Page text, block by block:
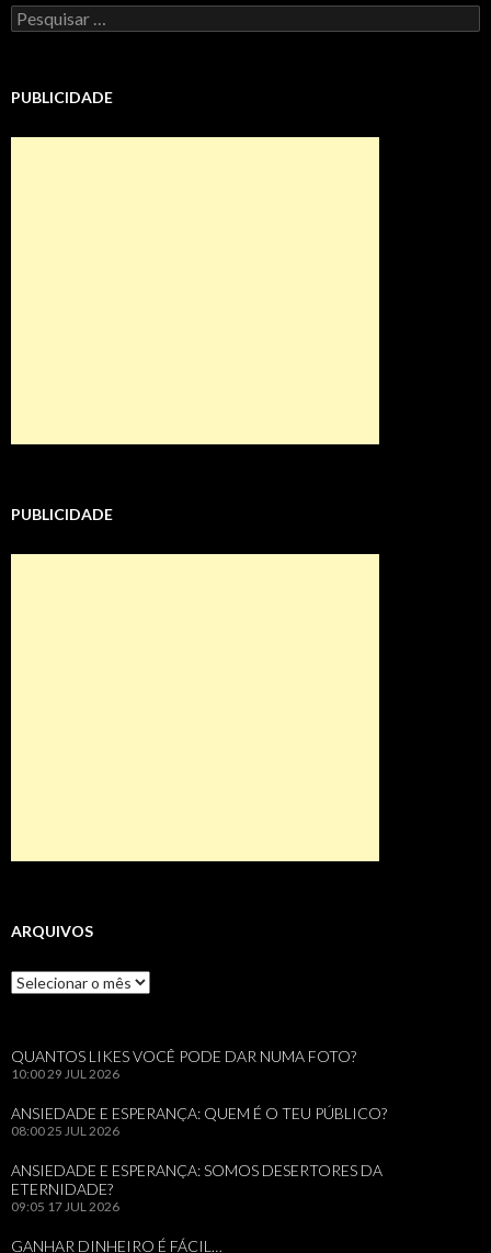
Pesquisar
por:
PUBLICIDADE
PUBLICIDADE
ARQUIVOS
Arquivos
QUANTOS LIKES VOCÊ PODE DAR NUMA FOTO?
10:0029 JUL 2026
ANSIEDADE E ESPERANÇA: QUEM É O TEU PÚBLICO?
08:0025 JUL 2026
ANSIEDADE E ESPERANÇA: SOMOS DESERTORES DA
ETERNIDADE?
09:05 17 JUL 2026
GANHAR DINHEIRO É FÁCIL…